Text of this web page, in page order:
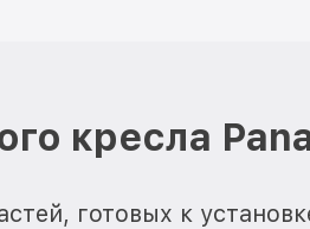
кресла
готовых к